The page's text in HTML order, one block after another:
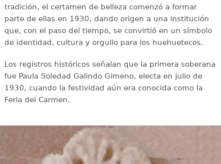
tradición, el certamen de belleza comenzó a formar
parte de ellas en 1930, dando origen a una institución
que, con el paso del tiempo, se convirtió en un símbolo
de identidad, cultura y orgullo para los huehuetecos.
Los registros históricos señalan que la primera soberana
fue Paula Soledad Galindo Gimeno, electa en julio de
1930, cuando la festividad aún era conocida como la
Feria del Carmen.